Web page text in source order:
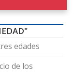
edades
de los